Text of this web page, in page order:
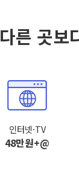
다른 곳보
인터넷·TV
48만원+@